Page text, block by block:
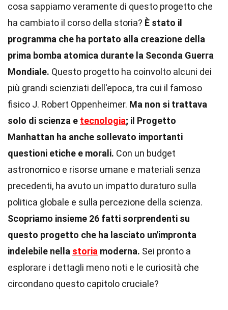
cosa sappiamo veramente di questo progetto che
ha cambiato il corso della storia? È stato il
programma che ha portato alla creazione della
prima bomba atomica durante la Seconda Guerra
Mondiale. Questo progetto ha coinvolto alcuni dei
più grandi scienziati dell'epoca, tra cui il famoso
fisico J. Robert Oppenheimer. Ma non si trattava
solo di scienza e tecnologia; il Progetto
Manhattan ha anche sollevato importanti
questioni etiche e morali. Con un budget
astronomico e risorse umane e materiali senza
precedenti, ha avuto un impatto duraturo sulla
politica globale e sulla percezione della scienza.
Scopriamo insieme 26 fatti sorprendenti su
questo progetto che ha lasciato un'impronta
indelebile nella storia moderna. Sei pronto a
esplorare i dettagli meno noti e le curiosità che
circondano questo capitolo cruciale?